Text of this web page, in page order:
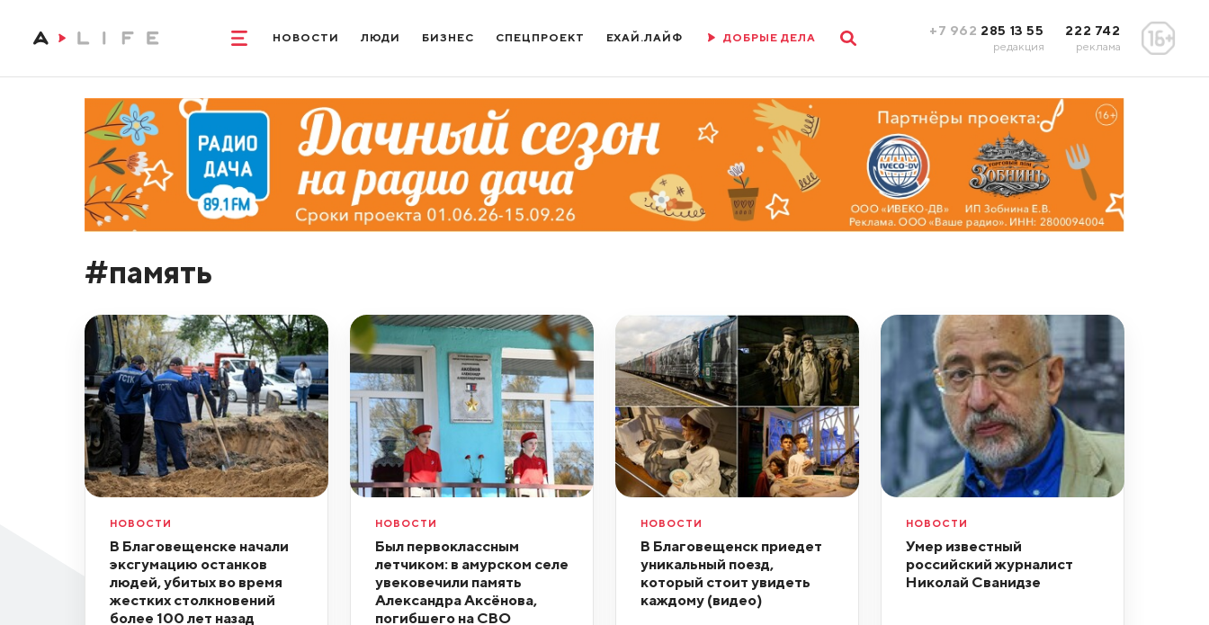
НОВОСТИ ЛЮДИ БИЗНЕС СПЕЦПРОЕКТ ЕХАЙ.ЛАЙФ ДОБРЫЕ ДЕЛА +7 962 285 13 55
редакция
222 742
реклама
#память
НОВОСТИ
В Благовещенске начали
эксгумацию останков
людей, убитых во время
жестких столкновений
более 100 лет назад
НОВОСТИ
Был первоклассным
летчиком: в амурском селе
увековечили память
Александра Аксёнова,
погибшего на СВО
НОВОСТИ
В Благовещенск приедет
уникальный поезд,
который стоит увидеть
каждому (видео)
НОВОСТИ
Умер известный
российский журналист
Николай Сванидзе